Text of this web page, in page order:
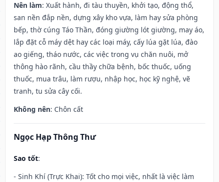
Nên làm: Xuất hành, đi tàu thuyền, khởi tạo, động thổ,
san nền đắp nền, dựng xây kho vựa, làm hay sửa phòng
bếp, thờ cúng Táo Thần, đóng giường lót giường, may áo,
lắp đặt cỗ máy dệt hay các loại máy, cấy lúa gặt lúa, đào
ao giếng, tháo nước, các việc trong vụ chăn nuôi, mở
thông hào rãnh, cầu thầy chữa bệnh, bốc thuốc, uống
thuốc, mua trâu, làm rượu, nhập học, học kỹ nghệ, vẽ
tranh, tu sửa cây cối.
Không nên: Chôn cất
Ngọc Hạp Thông Thư
Sao tốt:
- Sinh Khí (Trực Khai): Tốt cho mọi việc, nhất là việc làm